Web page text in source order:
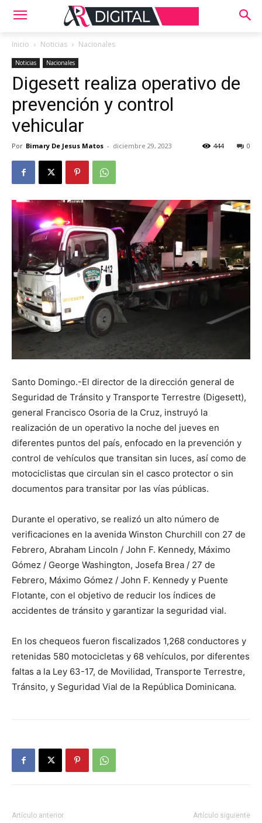
Inicio Noticias Nacionales
Noticias Nacionales
Digesett realiza operativo de
prevención y control
vehicular
Por Bimary De Jesus Matos - diciembre 29, 2023 0
444
Santo Domingo.-El director de la dirección general de
Seguridad de Tránsito y Transporte Terrestre (Digesett),
general Francisco Osoria de la Cruz, instruyó la
realización de un operativo la noche del jueves en
diferentes puntos del país, enfocado en la prevención y
control de vehículos que transitan sin luces, así como de
motociclistas que circulan sin el casco protector o sin
documentos para transitar por las vías públicas.
Durante el operativo, se realizó un alto número de
verificaciones en la avenida Winston Churchill con 27 de
Febrero, Abraham Lincoln / John F. Kennedy, Máximo
Gómez / George Washington, Josefa Brea / 27 de
Febrero, Máximo Gómez / John F. Kennedy y Puente
Flotante, con el objetivo de reducir los índices de
accidentes de tránsito y garantizar la seguridad vial.
En los chequeos fueron fiscalizados 1,268 conductores y
retenidas 580 motocicletas y 68 vehículos, por diferentes
faltas a la Ley 63-17, de Movilidad, Transporte Terrestre,
Tránsito, y Seguridad Vial de la República Dominicana.
Artículo anterior Artículo siguiente